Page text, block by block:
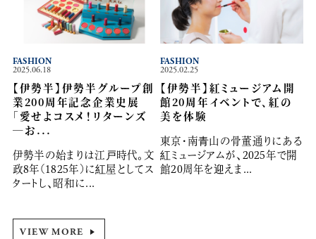
2025.06.18
【伊勢半】伊勢半グループ創
業200周年記念企業史展
「愛せよコスメ！リターンズ
―お...
伊勢半の始まりは江戸時代。文
政8年(1825年)に紅屋としてス
タートし、昭和に...
FASHION
2025.02.25
【伊勢半】紅ミュージアム開
館20周年イベントで、紅の
美を体験
東京・南青山の骨董通りにある
紅ミュージアムが、2025年で開
館20周年を迎えま...
FASHION
VIEW MORE